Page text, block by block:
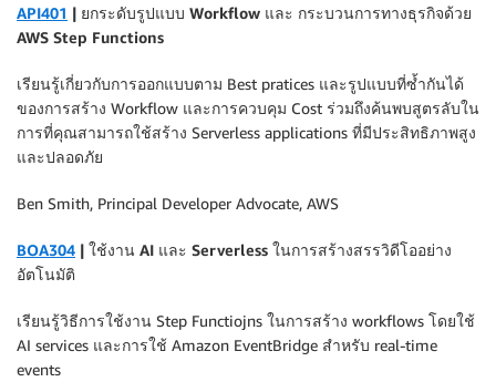
API401 | ยกระดับรูปแบบ Workflow และ กระบวนการทางธุรกิจด้วย
AWS Step Functions
เรียนรู้เกี่ยวกับการออกแบบตาม Best pratices และรูปแบบที่ซ้ำกันได้
ของการสร้าง Workflow และการควบคุม Cost ร่วมถึงค้นพบสูตรลับใน
การที่คุณสามารถใช้สร้าง Serverless applications ที่มีประสิทธิภาพสูง
และปลอดภัย
Ben Smith, Principal Developer Advocate, AWS
BOA304 | ใช้งาน AI และ Serverless ในการสร้างสรรวิดีโออย่าง
อัตโนมัติ
เรียนรู้วิธีการใช้งาน Step Functiojns ในการสร้าง workflows โดยใช้
AI services และการใช้ Amazon EventBridge สำหรับ real-time
events